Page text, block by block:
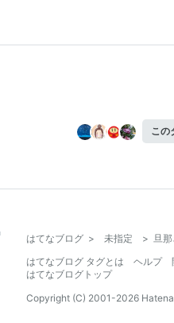
この
はてなブログ > 未指定 > 旦
はてなブログ タグとは
ヘルプ
はてなブログトップ
Copyright (C) 2001-2026